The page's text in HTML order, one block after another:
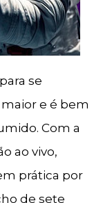
se
e é bem
Com a
ao vivo,
prática por
de sete